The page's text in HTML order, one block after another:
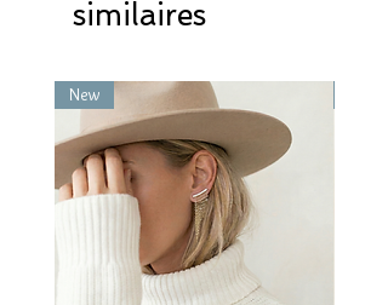
similaires
New